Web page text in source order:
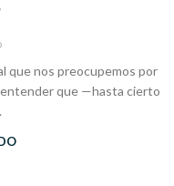
que nos preocupemos por
que —hasta cierto